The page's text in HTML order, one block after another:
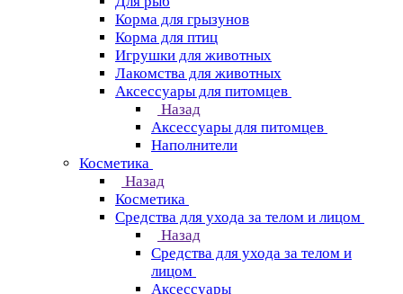
Корма для грызунов
Корма для птиц
Игрушки для животных
Лакомства для животных
Аксессуары для питомцев
Назад
Аксессуары для питомцев
Наполнители
Косметика
Назад
Косметика
Средства для ухода за телом и лицом
Назад
Средства для ухода за телом и
лицом
Аксессуары